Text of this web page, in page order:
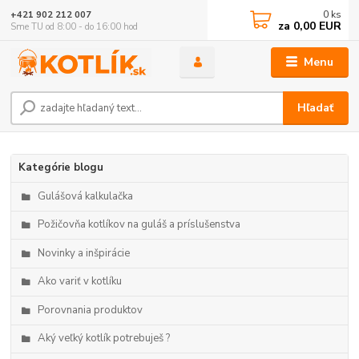
Menu
Hľadať
+421 902 212 007
Sme TU od 8:00 - do 16:00 hod
0 ks
za 0,00 EUR
Kategórie blogu
Gulášová kalkulačka
Požičovňa kotlíkov na guláš a príslušenstva
Novinky a inšpirácie
Ako variť v kotlíku
Porovnania produktov
Aký veľký kotlík potrebuješ ?